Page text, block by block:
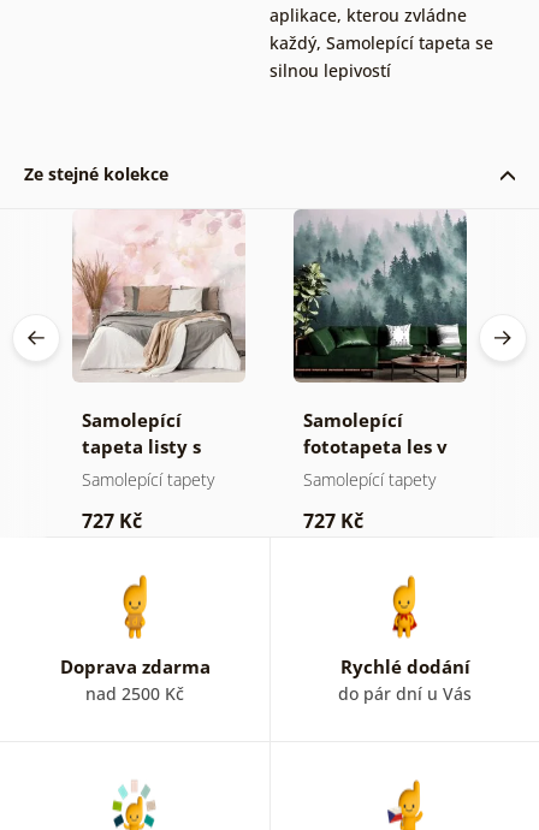
aplikace, kterou zvládne
každý, Samolepící tapeta se
silnou lepivostí
Ze stejné kolekce
Samolepící
tapeta listy s
pastelovým
Samolepící tapety
727 Kč
Samolepící
fototapeta les v
mlze
Samolepící tapety
727 Kč
Doprava zdarma
nad 2500 Kč
Rychlé dodání
do pár dní u Vás